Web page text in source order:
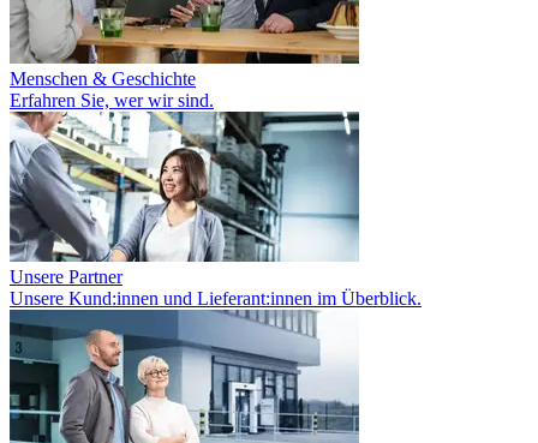
Menschen & Geschichte
Erfahren Sie, wer wir sind.
Unsere Partner
Unsere Kund:innen und Lieferant:innen im Überblick.